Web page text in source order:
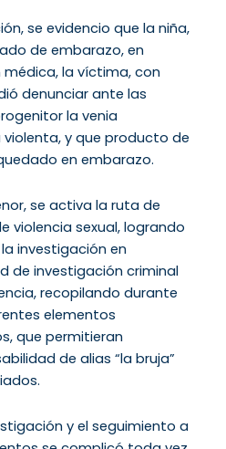
se evidencio que la niña,
de embarazo, en
la víctima, con
denunciar ante las
la venia
y que producto de
en embarazo.
se activa la ruta de
violencia sexual, logrando
investigación en
de investigación criminal
recopilando durante
elementos
que permitieran
de alias “la bruja”
y el seguimiento a